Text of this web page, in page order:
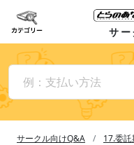
サ
サークル向けQ&A 17.委